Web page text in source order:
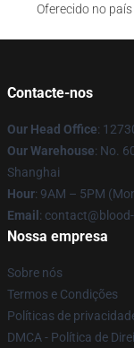
Oferecido no
Contacte-nos
Our Head Office:
Our Warehouse: No.
Shanghai
Hour: 9AM – 5PM
Email :
Nossa empresa
Sobre nós
Termos e Condições
Políticas de
DMCA - Política de